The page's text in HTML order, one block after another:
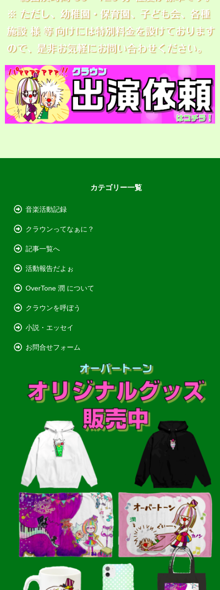
カテゴリー一覧
音楽活動記録
クラウンってなぁに？
記事一覧へ
活動報告だよぉ
OverTone 潤 について
クラウンを呼ぼう
小説・エッセイ
お問合せフォーム